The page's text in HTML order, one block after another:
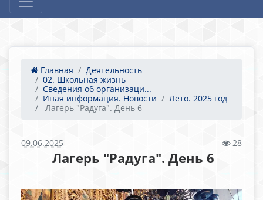
Главная
Деятельность
02. Школьная жизнь
Сведения об организаци...
Иная информация. Новости
Лето. 2025 год
​ Лагерь "Радуга". День 6
09.06.2025 28
​ Лагерь "Радуга". День 6